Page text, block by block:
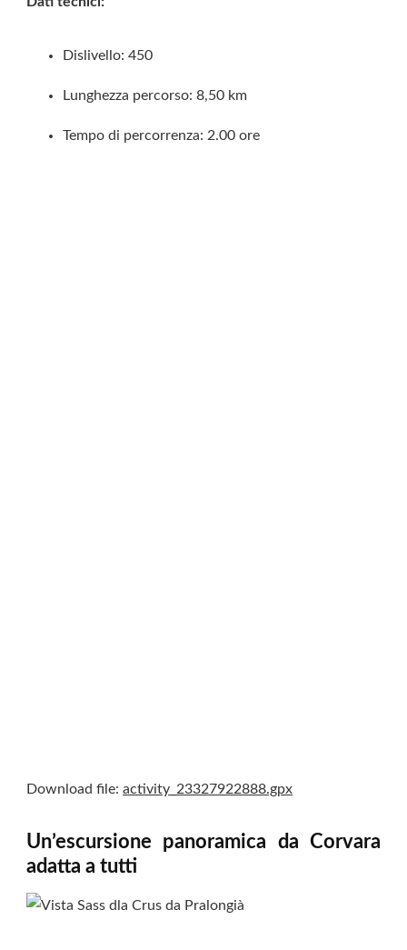
Dislivello: 450
Lunghezza percorso: 8,50 km
Tempo di percorrenza: 2.00 ore
Download file: activity_23327922888.gpx
Un’escursione panoramica da Corvara
adatta a tutti